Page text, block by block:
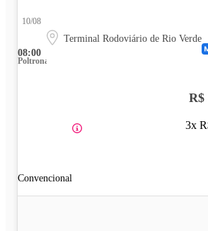
08:00
10/08
Terminal Rodoviário de Rio Verde
Poltrona
Convencional
R$
3x